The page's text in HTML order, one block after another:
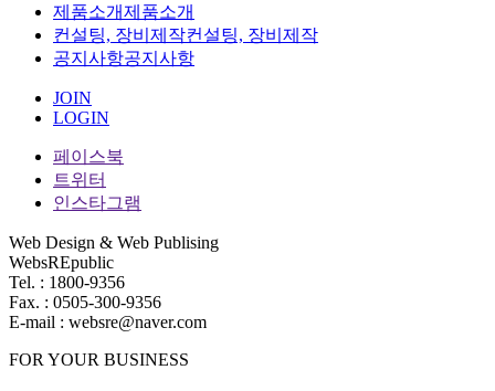
제품소개제품소개
컨설팅, 장비제작컨설팅, 장비제작
공지사항공지사항
JOIN
LOGIN
페이스북
트위터
인스타그램
Web Design & Web Publising
WebsREpublic
Tel. : 1800-9356
Fax. : 0505-300-9356
E-mail : websre@naver.com
FOR YOUR BUSINESS